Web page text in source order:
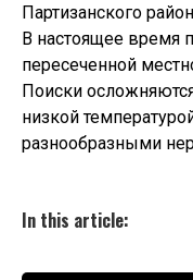
Партизанского
В настоящее время
пересеченной
Поиски
низкой
разнообразными
In this article: